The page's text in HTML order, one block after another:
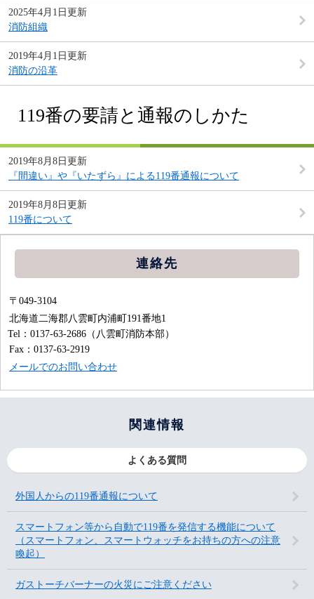
2025年4月1日更新
消防組織
2019年4月1日更新
消防の沿革
119番の要請と通報のしかた
2019年8月8日更新
『間違い』や『いたずら』による119番通報について
2019年8月8日更新
119番について
連絡先
〒049-3104
北海道二海郡八雲町内浦町191番地1
Tel：0137-63-2686 （八雲町消防本部）
Fax：0137-63-2919
メールでのお問い合わせ
関連情報
よくある質問
外国人からの119番通報について
スマートフォン等から自動で119番を発信する機能について
（スマートフォン、スマートウォッチをお持ちの方への注意
喚起）
ガストーチバーナーの火災にご注意ください